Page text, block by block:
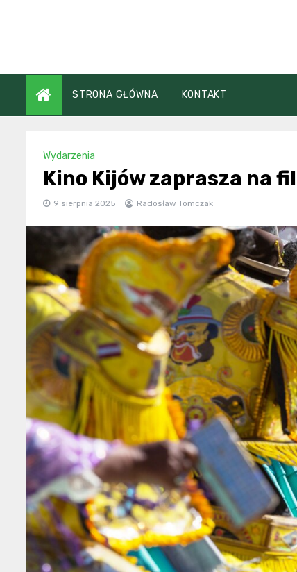
STRONA GŁÓWNA KONTAKT
Wydarzenia
Kino Kijów zaprasza na
9 sierpnia 2025 Radosław Tomczak